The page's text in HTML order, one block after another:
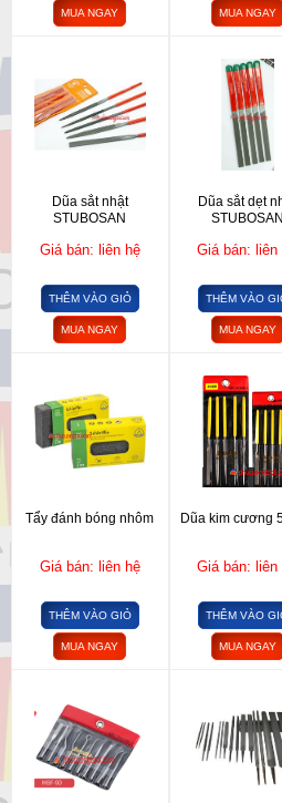
MUA NGAY MUA NGAY
Dũa sắt nhật
STUBOSAN
Giá bán: liên hệ
THÊM VÀO GIỎ
MUA NGAY
Dũa sắt dẹt
STUBOSAN
Giá bán: liên
THÊM VÀO
MUA NGAY
Tẩy đánh bóng nhôm
Giá bán: liên hệ
THÊM VÀO GIỎ
MUA NGAY
Dũa kim cương
Giá bán: liên
THÊM VÀO
MUA NGAY